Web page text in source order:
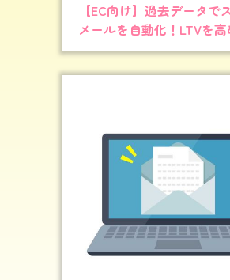
【EC向け】過去データで
メールを自動化！LTVを
ナリオ作成術